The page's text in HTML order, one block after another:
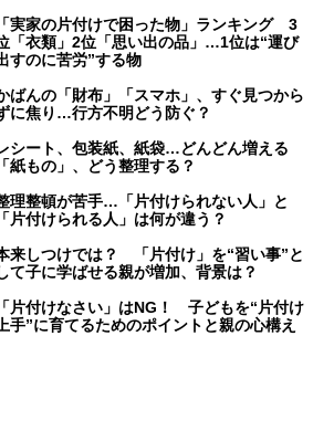
「実家の片付けで困った物」ランキング 3
「衣類」2位「思い出の品」…1位は“運び
すのに苦労”する物
ばんの「財布」「スマホ」、すぐ見つから
に焦り…行方不明どう防ぐ？
シート、包装紙、紙袋…どんどん増える
「紙もの」、どう整理する？
理整頓が苦手…「片付けられない人」と
「片付けられる人」は何が違う？
来しつけでは？ 「片付け」を“習い事”と
て子に学ばせる親が増加、背景は？
「片付けなさい」はNG！ 子どもを“片付け
上手”に育てるためのポイントと親の心構え